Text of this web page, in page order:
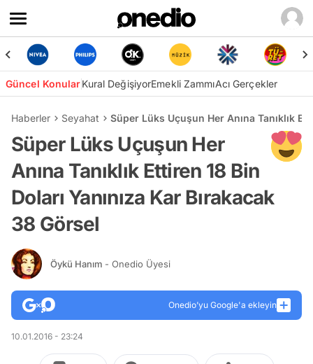
Güncel KonularKural DeğişiyorEmekli ZammıAcı Gerçekler
Haberler Seyahat Süper Lüks Uçuşun Her Anına Tanıklık
Süper Lüks Uçuşun Her
Anına Tanıklık Ettiren 18 Bin
Doları Yanınıza Kar Bırakacak
38 Görsel
Öykü Hanım - Onedio Üyesi
Onedio’yu Google'a ekleyin
10.01.2016 - 23:24